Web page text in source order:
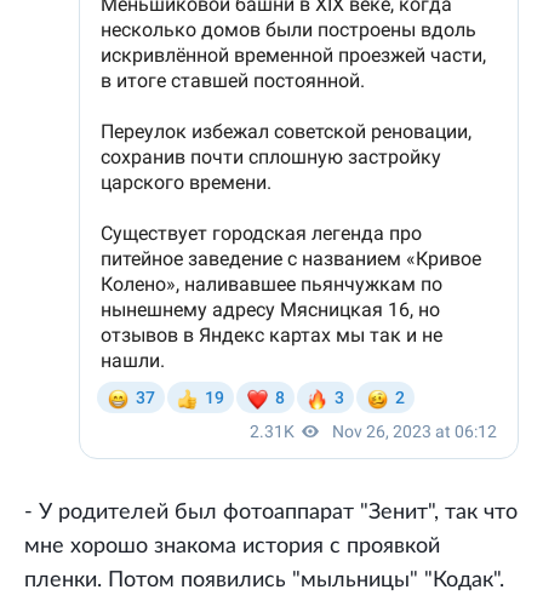
- У родителей был фотоаппарат "Зенит", так что
мне хорошо знакома история с проявкой
пленки. Потом появились "мыльницы" "Кодак".